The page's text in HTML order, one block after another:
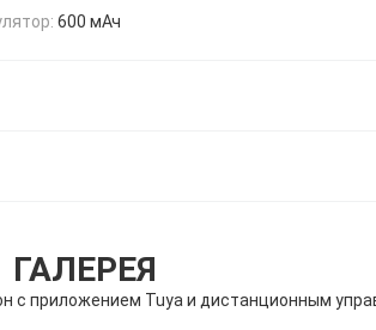
600 мАч
ГАЛЕРЕЯ
с приложением Tuya и дистанционным